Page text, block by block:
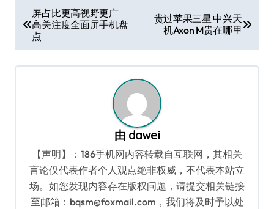
章
导
航
屏占比更高视野更广
高关注度全面屏手机盘
点
贵过苹果三星 中兴天
机Axon M贵在哪里
由 dawei
【声明】：186手机网内容转载自互联网，其相关
言论仅代表作者个人观点绝非权威，不代表本站立
场。如您发现内容存在版权问题，请提交相关链接
至邮箱：bqsm@foxmail.com，我们将及时予以处